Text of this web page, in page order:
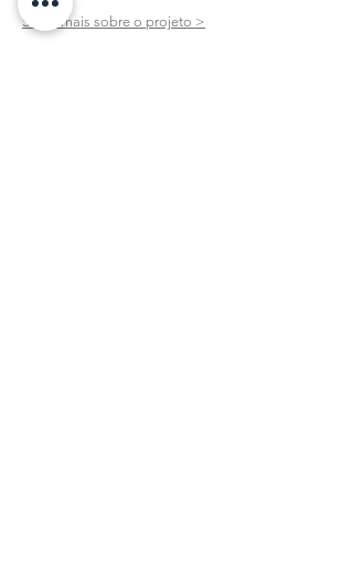
Saiba mais sobre o projeto >